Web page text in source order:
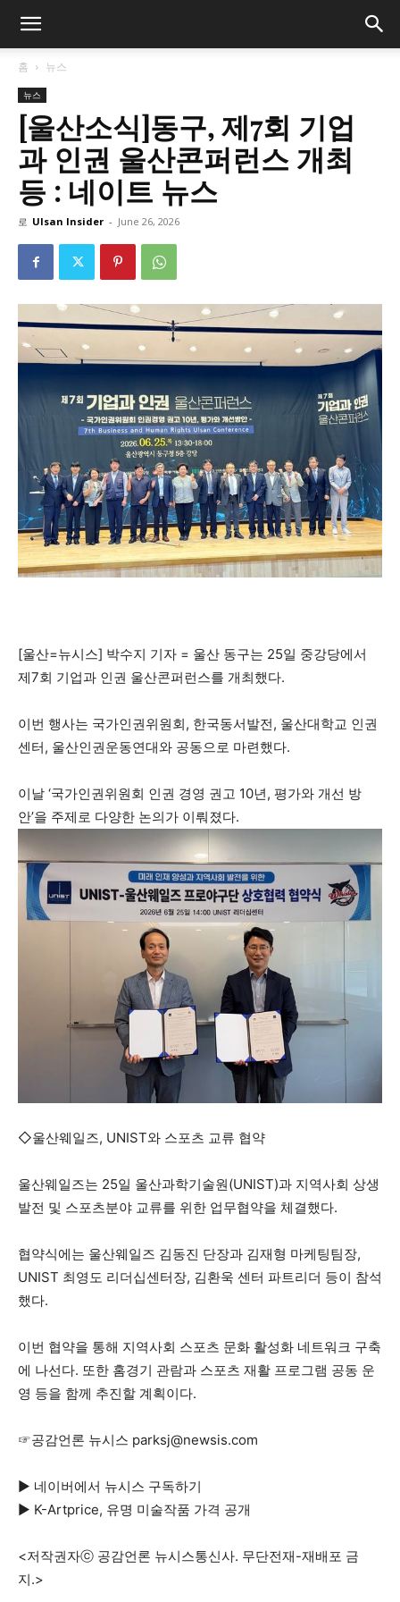
홈 뉴스
뉴스
[울산소식]동구, 제7회 기업
과 인권 울산콘퍼런스 개최
등 : 네이트 뉴스
로 Ulsan Insider - June 26, 2026
[울산=뉴시스] 박수지 기자 = 울산 동구는 25일 중강당에서
제7회 기업과 인권 울산콘퍼런스를 개최했다.
이번 행사는 국가인권위원회, 한국동서발전, 울산대학교 인권
센터, 울산인권운동연대와 공동으로 마련했다.
이날 ‘국가인권위원회 인권 경영 권고 10년, 평가와 개선 방
안’을 주제로 다양한 논의가 이뤄졌다.
◇울산웨일즈, UNIST와 스포츠 교류 협약
울산웨일즈는 25일 울산과학기술원(UNIST)과 지역사회 상생
발전 및 스포츠분야 교류를 위한 업무협약을 체결했다.
협약식에는 울산웨일즈 김동진 단장과 김재형 마케팅팀장,
UNIST 최영도 리더십센터장, 김환욱 센터 파트리더 등이 참석
했다.
이번 협약을 통해 지역사회 스포츠 문화 활성화 네트워크 구축
에 나선다. 또한 홈경기 관람과 스포츠 재활 프로그램 공동 운
영 등을 함께 추진할 계획이다.
☞공감언론 뉴시스 parksj@newsis.com
▶ 네이버에서 뉴시스 구독하기
▶ K-Artprice, 유명 미술작품 가격 공개
<저작권자ⓒ 공감언론 뉴시스통신사. 무단전재-재배포 금
지.>